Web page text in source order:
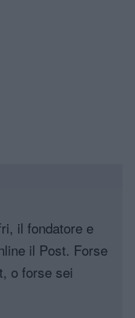
il fondatore e
il Post. Forse
o forse sei